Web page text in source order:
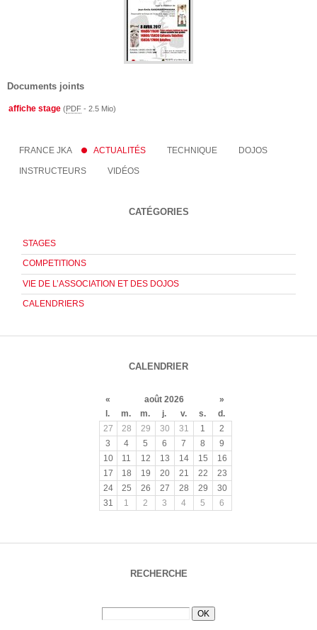
Documents joints
affiche stage (PDF -2.5 Mio)
FRANCE JKA ACTUALITÉS TECHNIQUE DOJOS
INSTRUCTEURS VIDÉOS
CATÉGORIES
STAGES
COMPETITIONS
VIE DE L’ASSOCIATION ET DES DOJOS
CALENDRIERS
CALENDRIER
« août 2026
»
l.
m. m. j. v. s.
d.
27
28 29 30 31 1
2
3
4 5 6 7 8
9
10
11 12 13 14 15
16
17
18 19 20 21 22
23
24
25 26 27 28 29
30
31
1 2 3 4 5 6
RECHERCHE